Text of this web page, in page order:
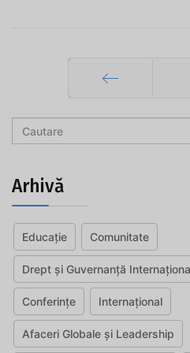
Prec
Arhivă
Educație Comunitate
Drept și Guvernanță
Conferințe Internațional
Afaceri Globale și Leadership